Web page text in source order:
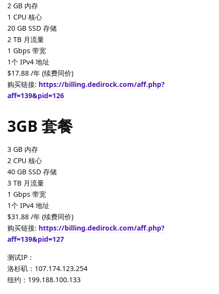
2 GB 内存
1 CPU 核心
20 GB SSD 存储
2 TB 月流量
1 Gbps 带宽
1个 IPv4 地址
$17.88 /年 (续费同价)
购买链接: https://billing.dedirock.com/aff.php?
aff=139&pid=126
3GB 套餐
3 GB 内存
2 CPU 核心
40 GB SSD 存储
3 TB 月流量
1 Gbps 带宽
1个 IPv4 地址
$31.88 /年 (续费同价)
购买链接: https://billing.dedirock.com/aff.php?
aff=139&pid=127
测试IP：
洛杉矶：107.174.123.254
纽约：199.188.100.133